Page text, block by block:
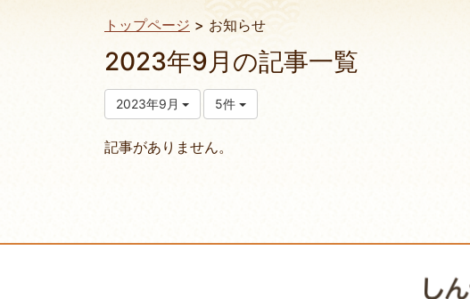
トップページ お知らせ
2023年9月の記事一覧
2023年9月 5件
記事がありません。